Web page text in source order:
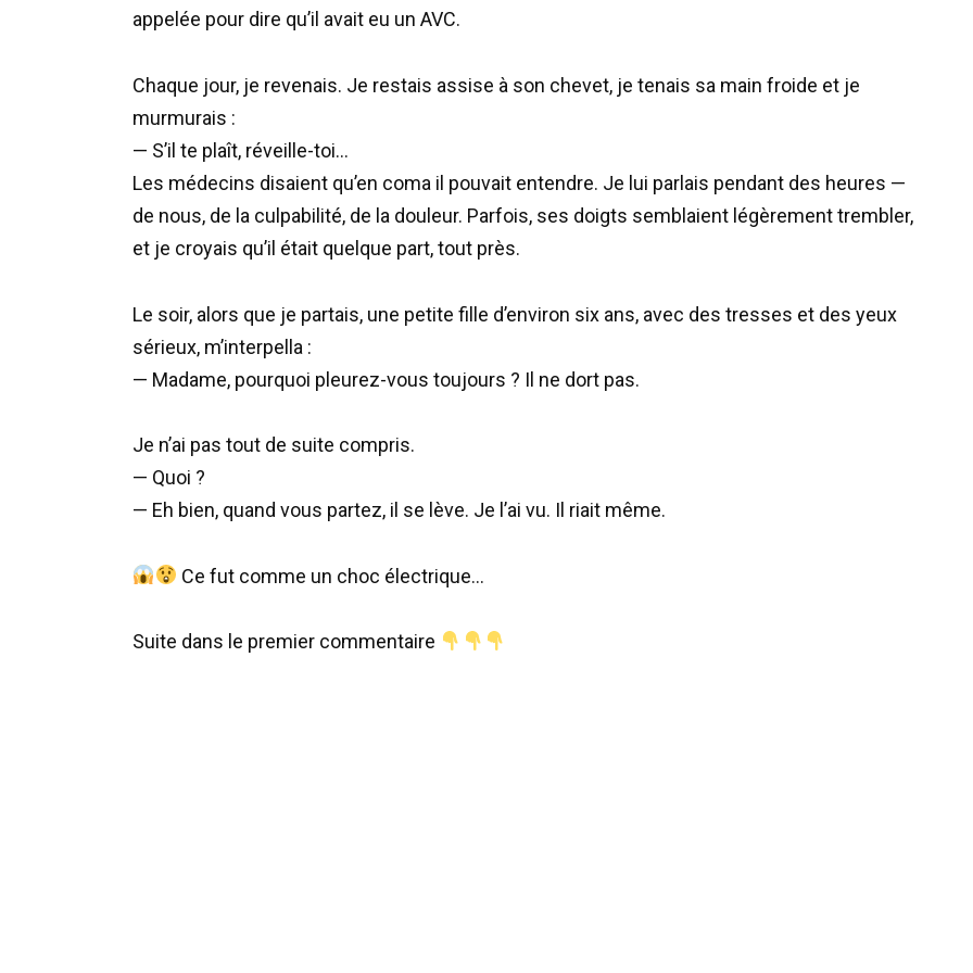
appelée pour dire qu’il avait eu un AVC.
Chaque jour, je revenais. Je restais assise à son chevet, je tenais sa main froide et je
murmurais :
— S’il te plaît, réveille-toi…
Les médecins disaient qu’en coma il pouvait entendre. Je lui parlais pendant des heures —
de nous, de la culpabilité, de la douleur. Parfois, ses doigts semblaient légèrement trembler,
et je croyais qu’il était quelque part, tout près.
Le soir, alors que je partais, une petite fille d’environ six ans, avec des tresses et des yeux
sérieux, m’interpella :
— Madame, pourquoi pleurez-vous toujours ? Il ne dort pas.
Je n’ai pas tout de suite compris.
— Quoi ?
— Eh bien, quand vous partez, il se lève. Je l’ai vu. Il riait même.
Ce fut comme un choc électrique…
Suite dans le premier commentaire